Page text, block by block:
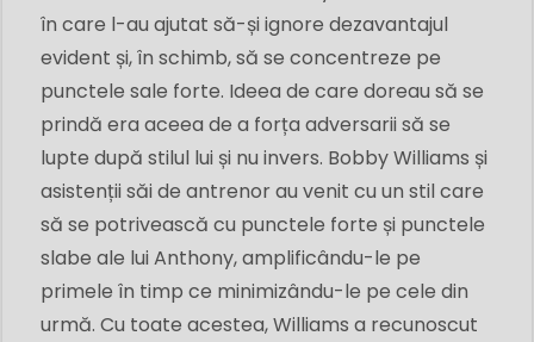
în care l-au ajutat să-și ignore dezavantajul
evident și, în schimb, să se concentreze pe
punctele sale forte. Ideea de care doreau să se
prindă era aceea de a forța adversarii să se
lupte după stilul lui și nu invers. Bobby Williams și
asistenții săi de antrenor au venit cu un stil care
să se potrivească cu punctele forte și punctele
slabe ale lui Anthony, amplificându-le pe
primele în timp ce minimizându-le pe cele din
urmă. Cu toate acestea, Williams a recunoscut